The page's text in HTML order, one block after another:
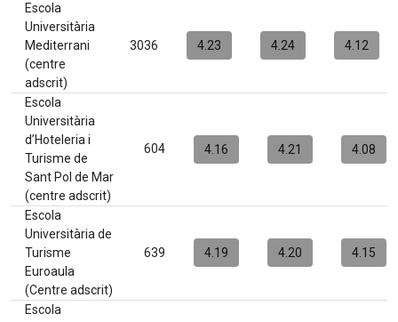
Escola
Universitària
Mediterrani
(centre
adscrit)
3036 4.23 4.24 4.12
Escola
Universitària
d’Hoteleria i
Turisme de
Sant Pol de Mar
(centre adscrit)
604 4.16 4.21 4.08
Escola
Universitària de
Turisme
Euroaula
(Centre adscrit)
639 4.19 4.20 4.15
Escola